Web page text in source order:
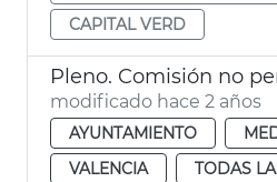
CAPITAL VERD
modificado hace 2 años
AYUNTAMIENTO
VALENCIA
TODAS